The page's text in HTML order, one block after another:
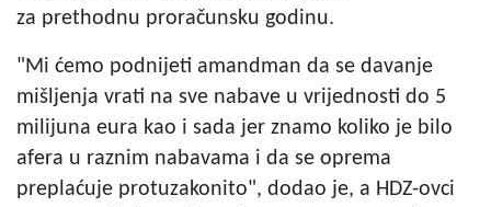
za prethodnu proračunsku godinu.
"Mi ćemo podnijeti amandman da se davanje
mišljenja vrati na sve nabave u vrijednosti do 5
milijuna eura kao i sada jer znamo koliko je bilo
afera u raznim nabavama i da se oprema
preplaćuje protuzakonito", dodao je, a HDZ-ovci